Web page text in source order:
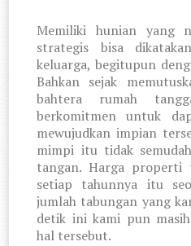
Memiliki hunian yang
strategis bisa
keluarga, begitupun
Bahkan sejak
bahtera rumah
berkomitmen untuk
mewujudkan impian
mimpi itu tidak
tangan. Harga properti
setiap tahunnya itu
jumlah tabungan yang
detik ini kami pun
hal tersebut.